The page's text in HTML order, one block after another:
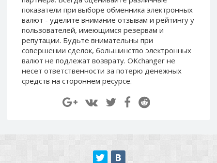
показатели при выборе обменника электронных
валют - уделите внимание отзывам и рейтингу у
пользователей, имеющимся резервам и
репутации. Будьте внимательны при
совершении сделок, большинство электронных
валют не подлежат возврату. OKchanger не
несет ответственности за потерю денежных
средств на стороннем ресурсе.
Capitalist EUR
Payoneer USD
Payoneer EUR
Revolut Binance USD
(BUSD)
Piastrix EUR
Capitalist EUR
Payoneer USD
Payoneer EUR
Revolut Binance USD
(BUSD)
Revolut USD
Revolut GBP
Piastrix USD